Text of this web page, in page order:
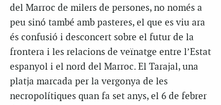
del Marroc de milers de persones, no només a
peu sinó també amb pasteres, el que es viu ara
és confusió i desconcert sobre el futur de la
frontera i les relacions de veïnatge entre l’Estat
espanyol i el nord del Marroc. El Tarajal, una
platja marcada per la vergonya de les
necropolítiques quan fa set anys, el 6 de febrer